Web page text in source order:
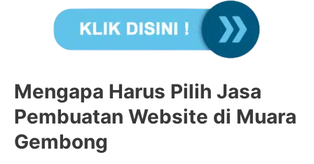
Mengapa Harus Pilih Jasa
Pembuatan Website di Muara
Gembong